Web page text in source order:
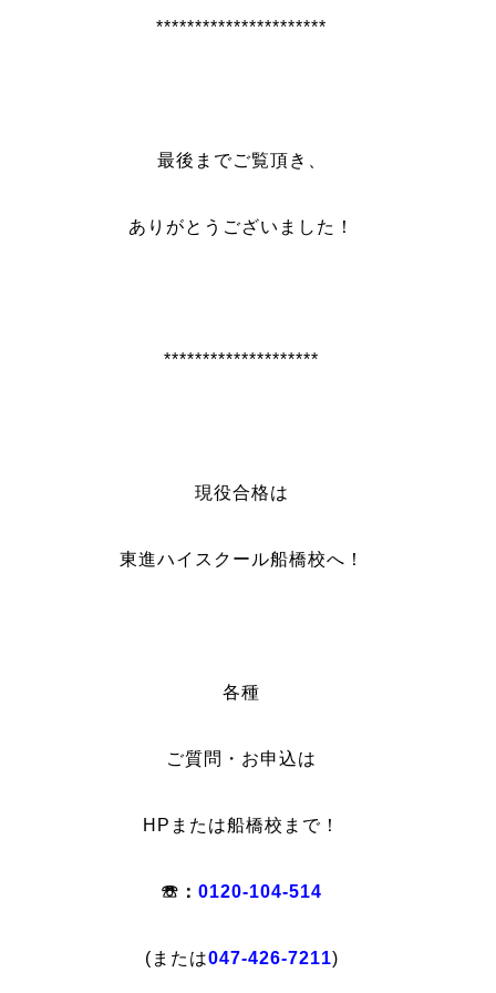
**********************
最後までご覧頂き、
ありがとうございました！
********************
現役合格は
東進ハイスクール船橋校へ！
各種
ご質問・お申込は
HPまたは船橋校まで！
☏：0120-104-514
(または047-426-7211)